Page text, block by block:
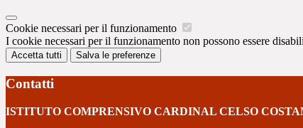
Cookie necessari per il funzionamento
I cookie necessari per il funzionamento non possono essere
Accetta tutti Salva le preferenze
Contatti
ISTITUTO COMPRENSIVO CARDINAL CELSO